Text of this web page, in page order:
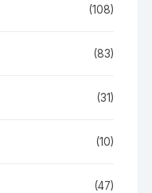
(108)
(83)
(31)
(10)
(47)